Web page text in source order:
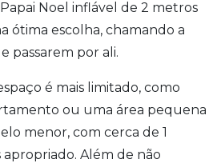
Noel inflável de 2 metros
ótima escolha, chamando a
passarem por ali.
é mais limitado, como
ou uma área pequena
menor, com cerca de 1
Além de não